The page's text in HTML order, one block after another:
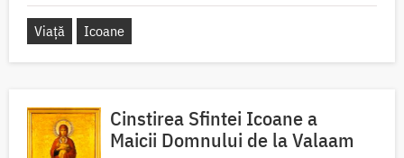
Viață Icoane
Cinstirea Sfintei Icoane a
Maicii Domnului de la Valaam